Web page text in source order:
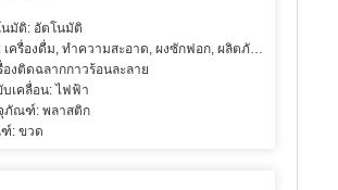
นมัติ: อัตโนมัติ
เครื่องดื่ม, ทำความสะอาด, ผงซักฟอก, ผลิตภัณฑ์ดูแลผิว,
องติดฉลากกาวร้อนละลาย
บเคลื่อน: ไฟฟ้า
ภัณฑ์: พลาสติก
: ขวด